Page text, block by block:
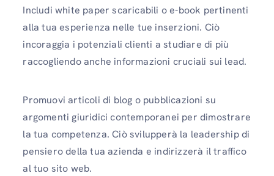
Includi white paper scaricabili o e-book pertinenti
alla tua esperienza nelle tue inserzioni. Ciò
incoraggia i potenziali clienti a studiare di più
raccogliendo anche informazioni cruciali sui lead.
Promuovi articoli di blog o pubblicazioni su
argomenti giuridici contemporanei per dimostrare
la tua competenza. Ciò svilupperà la leadership di
pensiero della tua azienda e indirizzerà il traffico
al tuo sito web.